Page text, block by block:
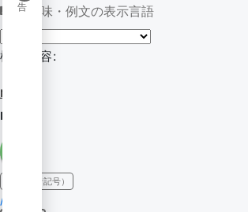
告意味・例文の表示言語
検索内容:
road
road
IPA（発音記号）
/ɹəʊd/